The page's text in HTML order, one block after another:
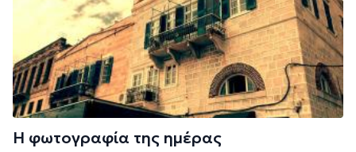
Η φωτογραφία της ημέρας